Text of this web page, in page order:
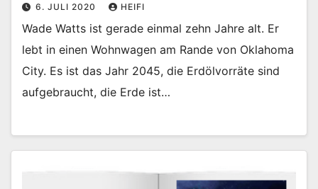
6. JULI 2020 HEIFI
Wade Watts ist gerade einmal zehn Jahre alt. Er
lebt in einen Wohnwagen am Rande von Oklahoma
City. Es ist das Jahr 2045, die Erdölvorräte sind
aufgebraucht, die Erde ist…